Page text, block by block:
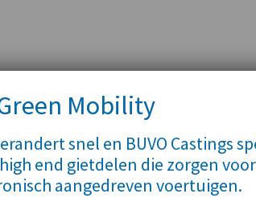
Mobility
snel en BUVO Castings
end gietdelen die zorgen
aangedreven voertuigen.